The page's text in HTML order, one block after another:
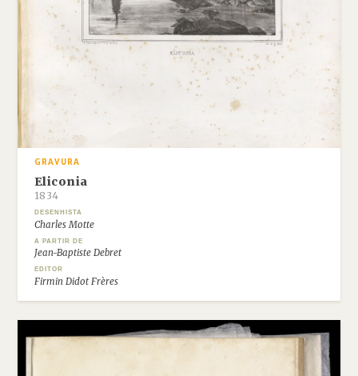
GRAVURA
Eliconia
1834
DESENHISTA
Charles Motte
A PARTIR DE
Jean-Baptiste Debret
EDITOR
Firmin Didot Frères